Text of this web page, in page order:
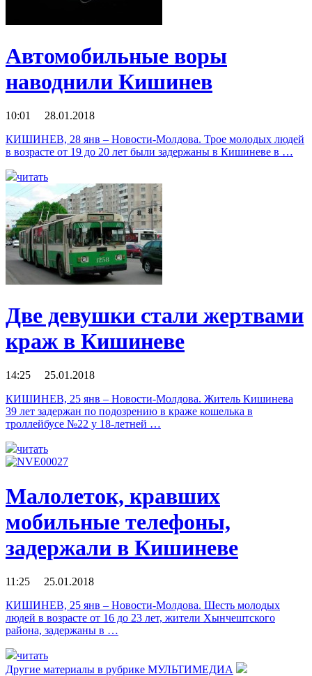
Автомобильные воры
наводнили Кишинев
10:01 28.01.2018
КИШИНЕВ, 28 янв – Новости-Молдова. Трое молодых людей
в возрасте от 19 до 20 лет были задержаны в Кишиневе в …
читать
Две девушки стали жертвами
краж в Кишиневе
14:25 25.01.2018
КИШИНЕВ, 25 янв – Новости-Молдова. Житель Кишинева
39 лет задержан по подозрению в краже кошелька в
троллейбусе №22 у 18-летней …
читать
Малолеток, кравших
мобильные телефоны,
задержали в Кишиневе
11:25 25.01.2018
КИШИНЕВ, 25 янв – Новости-Молдова. Шесть молодых
людей в возрасте от 16 до 23 лет, жители Хынчештского
района, задержаны в …
читать
Другие материалы в рубрике МУЛЬТИМЕДИА